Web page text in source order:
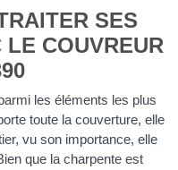
SES
LE COUVREUR
les éléments les plus
toute la couverture, elle
vu son importance, elle
que la charpente est